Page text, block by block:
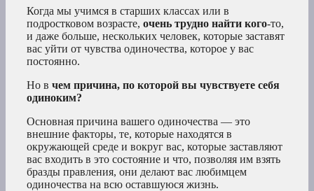
Когда мы учимся в старших классах или в
подростковом возрасте, очень трудно найти кого-то,
и даже больше, нескольких человек, которые заставят
вас уйти от чувства одиночества, которое у вас
постоянно.
Но в чем причина, по которой вы чувствуете себя
одиноким?
Основная причина вашего одиночества — это
внешние факторы, те, которые находятся в
окружающей среде и вокруг вас, которые заставляют
вас входить в это состояние и что, позволяя им взять
бразды правления, они делают вас любимцем
одиночества на всю оставшуюся жизнь.